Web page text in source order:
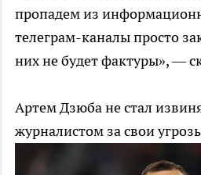
пропадем из
телеграм-каналы просто
них не будет фактуры», —
Артем Дзюба не стал
журналистом за свои